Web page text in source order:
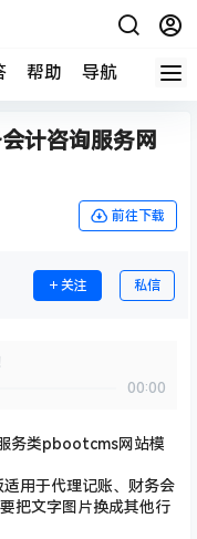
帮助 导航 快报
计咨询服务网
前往下载
关注 私信
00:00
务类pbootcms网站模
适用于代理记账、财务会
把文字图片换成其他行